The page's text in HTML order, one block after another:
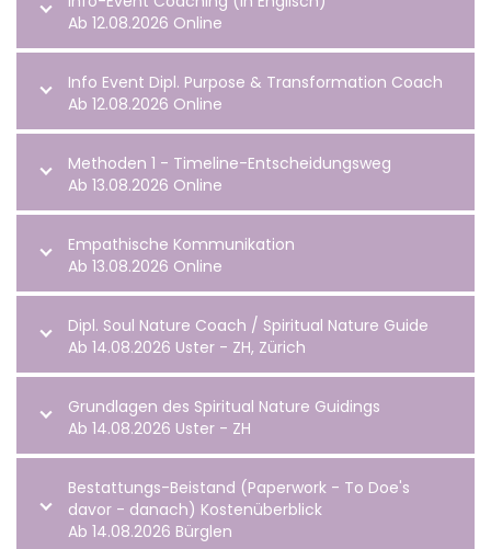
Ab 12.08.2026 Online
Info Event Dipl. Purpose & Transformation Coach
Ab 12.08.2026 Online
Methoden 1 - Timeline-Entscheidungsweg
Ab 13.08.2026 Online
Empathische Kommunikation
Ab 13.08.2026 Online
Dipl. Soul Nature Coach / Spiritual Nature Guide
Ab 14.08.2026 Uster - ZH, Zürich
Grundlagen des Spiritual Nature Guidings
Ab 14.08.2026 Uster - ZH
Bestattungs-Beistand (Paperwork - To Doe's
davor - danach) Kostenüberblick
Ab 14.08.2026 Bürglen